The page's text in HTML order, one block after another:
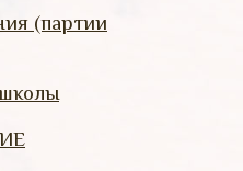
(партии